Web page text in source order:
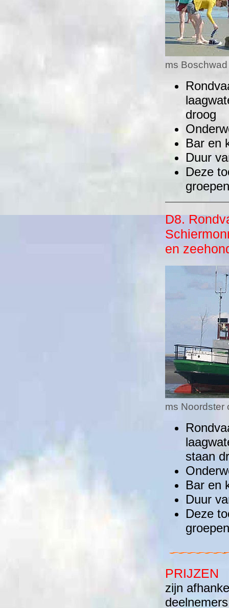
ms
droog
Bar en
Duur
Deze
D8.
en
ms Noordster
staan
Bar en
Duur
Deze
PRIJZEN
zijn